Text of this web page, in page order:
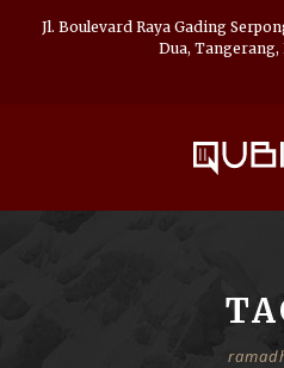
Jl. Boulevard Raya Gading
Dua, Tangerang,